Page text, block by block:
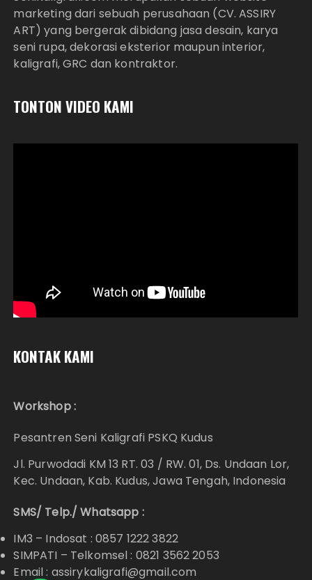
marketing dari sebuah perusahaan (CV. ASSIRY
ART) yang bergerak dibidang jasa desain, karya
seni rupa, dekorasi eksterior maupun interior,
kaligrafi, GRC dan kontraktor.
TONTON VIDEO KAMI
KONTAK KAMI
Workshop :
Pesantren Seni Kaligrafi PSKQ Kudus
Jl. Purwodadi KM 13 RT. 03 / RW. 01, Ds. Undaan Lor,
Kec. Undaan, Kab. Kudus, Jawa Tengah, Indonesia
SMS/ Telp./ Whatsapp :
IM3 – Indosat : 0857 1222 3822
SIMPATI – Telkomsel : 0821 3562 2053
Email : assirykaligrafi@gmail.com